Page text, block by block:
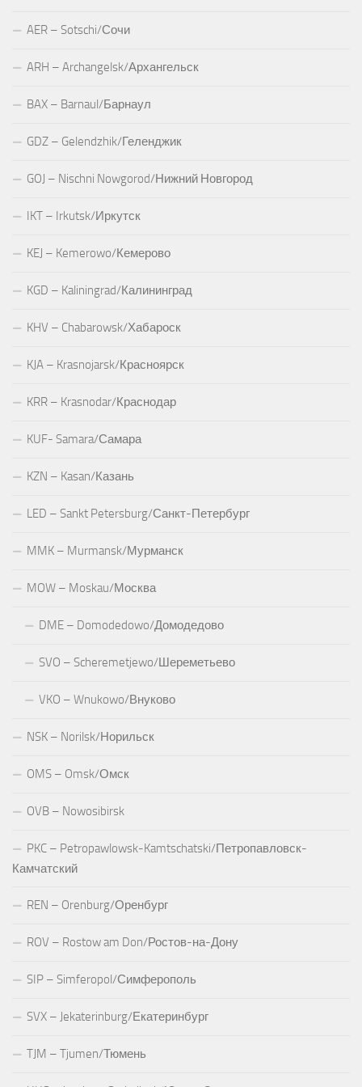
AER – Sotschi/Сочи
ARH – Archangelsk/Архангельск
BAX – Barnaul/Барнаул
GDZ – Gelendzhik/Геленджик
GOJ – Nischni Nowgorod/Нижний Новгород
IKT – Irkutsk/Иркутск
KEJ – Kemerowo/Кемерово
KGD – Kaliningrad/Калининград
KHV – Chabarowsk/Хабароск
KJA – Krasnojarsk/Красноярск
KRR – Krasnodar/Краснодар
KUF- Samara/Самара
KZN – Kasan/Казань
LED – Sankt Petersburg/Санкт-Петербург
MMK – Murmansk/Мурманск
MOW – Moskau/Москва
DME – Domodedowo/Домодедово
SVO – Scheremetjewo/Шереметьево
VKO – Wnukowo/Внуково
NSK – Norilsk/Норильск
OMS – Omsk/Омск
OVB – Nowosibirsk
PKC – Petropawlowsk-Kamtschatski/Петропавловск-
Камчатский
REN – Orenburg/Оренбург
ROV – Rostow am Don/Ростов-на-Дону
SIP – Simferopol/Симферополь
SVX – Jekaterinburg/Екатеринбург
TJM – Tjumen/Тюмень